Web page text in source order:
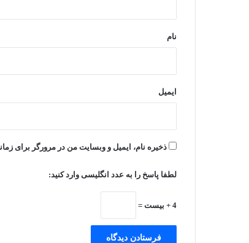
نام
ایمیل
ذخیره نام، ایمیل و وبسایت من در مرورگر برای
لطفا پاسخ را به عدد انگلیسی وارد کنید:
4 + بیست =